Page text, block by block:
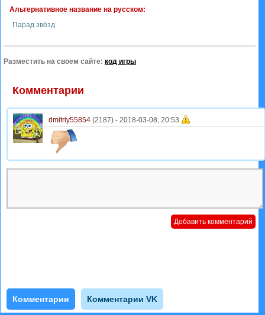
Альтернативное название на русском:
Парад звёзд
Разместить на своем сайте: код игры
Комментарии
dmitriy55854 (2187) - 2018-03-08, 20:53
Комментарии Комментарии VK